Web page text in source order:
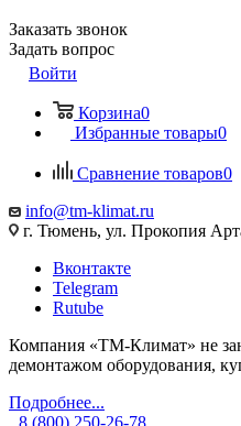
Заказать звонок
Задать вопрос
Войти
Корзина0
Избранные товары0
Сравнение товаров0
info@tm-klimat.ru
г. Тюмень, ул. Прокопия
Вконтакте
Telegram
Rutube
Компания «ТМ-Климат» не
демонтажом оборудования,
Подробнее...
8 (800) 250-26-78